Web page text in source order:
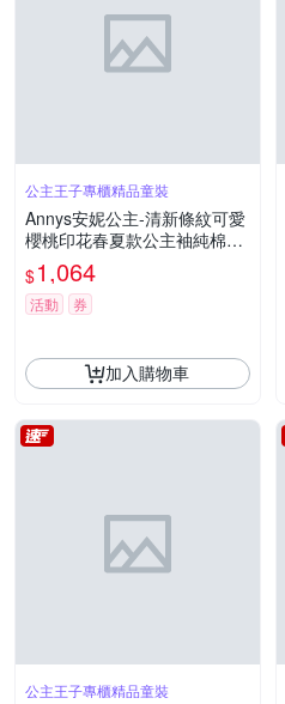
公主王子專櫃精品童裝
Annys安妮公主-清新條紋可愛
櫻桃印花春夏款公主袖純棉洋
裝(3139藍色)
$1,064
活動 券
加入購物車
公主王子專櫃精品童裝